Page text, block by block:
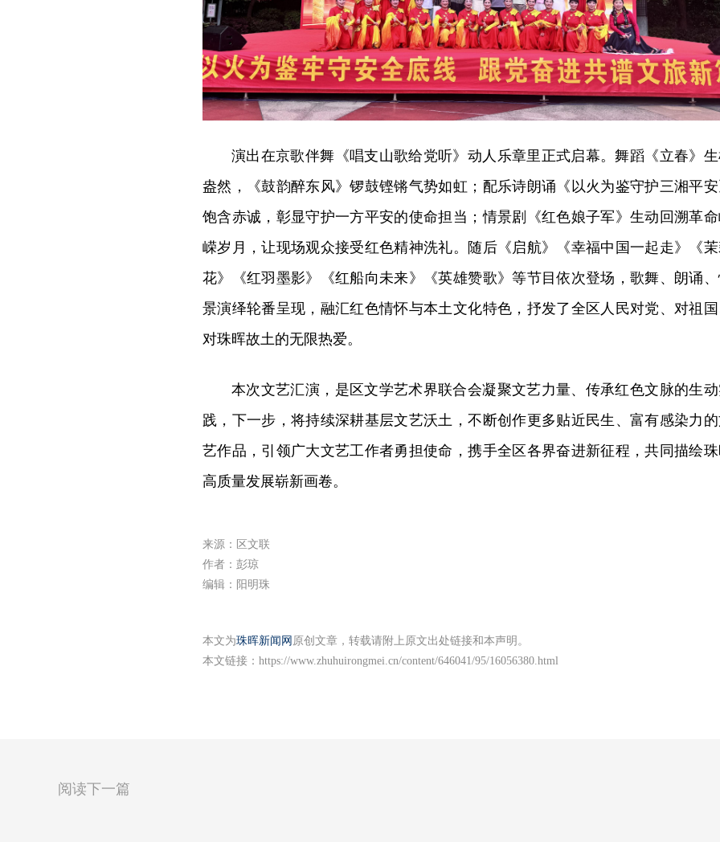
演出在京歌伴舞《唱支山歌给党听》动人乐章里正式启幕。舞蹈《立春》
盎然，《鼓韵醉东风》锣鼓铿锵气势如虹；配乐诗朗诵《以火为鉴守护三湘平
饱含赤诚，彰显守护一方平安的使命担当；情景剧《红色娘子军》生动回溯革
嵘岁月，让现场观众接受红色精神洗礼。随后《启航》《幸福中国一起走》《
花》《红羽墨影》《红船向未来》《英雄赞歌》等节目依次登场，歌舞、朗诵
景演绎轮番呈现，融汇红色情怀与本土文化特色，抒发了全区人民对党、对祖
对珠晖故土的无限热爱。
本次文艺汇演，是区文学艺术界联合会凝聚文艺力量、传承红色文脉的生
践，下一步，将持续深耕基层文艺沃土，不断创作更多贴近民生、富有感染力
艺作品，引领广大文艺工作者勇担使命，携手全区各界奋进新征程，共同描绘
高质量发展崭新画卷。
来源：区文联
作者：彭琼
编辑：阳明珠
本文为珠晖新闻网 原创文章，转载请附上原文出处链接和本声明。
本文链接： https://www.zhuhuirongmei.cn/content/646041/95/16056380.html
阅读下一篇